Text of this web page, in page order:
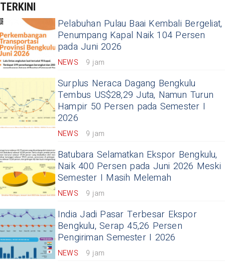
TERKINI
Pelabuhan Pulau Baai Kembali Bergeliat,
Penumpang Kapal Naik 104 Persen
pada Juni 2026
NEWS 9 jam
Surplus Neraca Dagang Bengkulu
Tembus US$28,29 Juta, Namun Turun
Hampir 50 Persen pada Semester I
2026
NEWS 9 jam
Batubara Selamatkan Ekspor Bengkulu,
Naik 400 Persen pada Juni 2026 Meski
Semester I Masih Melemah
NEWS 9 jam
India Jadi Pasar Terbesar Ekspor
Bengkulu, Serap 45,26 Persen
Pengiriman Semester I 2026
NEWS 9 jam